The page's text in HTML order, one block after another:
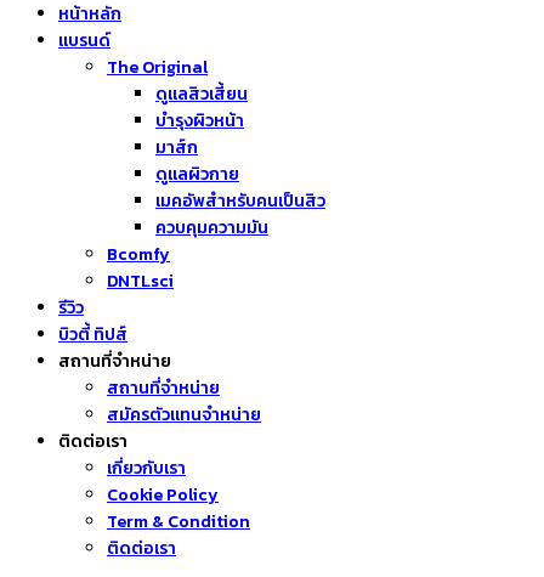
หน้าหลัก
แบรนด์
The Original
ดูแลสิวเสี้ยน
บำรุงผิวหน้า
มาส์ก
ดูแลผิวกาย
เมคอัพสำหรับคนเป็นสิว
ควบคุมความมัน
Bcomfy
DNTLsci
รีวิว
บิวตี้ ทิปส์
สถานที่จำหน่าย
สถานที่จำหน่าย
สมัครตัวแทนจำหน่าย
ติดต่อเรา
เกี่ยวกับเรา
Cookie Policy
Term & Condition
ติดต่อเรา